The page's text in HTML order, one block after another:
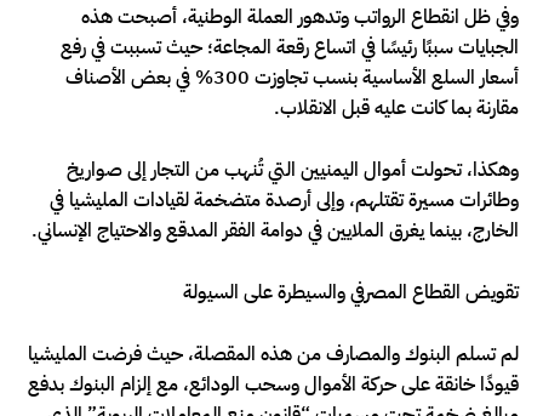
وفي ظل انقطاع الرواتب وتدهور العملة الوطنية، أصبحت هذه
الجبايات سببًا رئيسًا في اتساع رقعة المجاعة؛ حيث تسببت في رفع
أسعار السلع الأساسية بنسب تجاوزت 300% في بعض الأصناف
مقارنة بما كانت عليه قبل الانقلاب.
وهكذا، تحولت أموال اليمنيين التي تُنهب من التجار إلى صواريخ
وطائرات مسيرة تقتلهم، وإلى أرصدة متضخمة لقيادات المليشيا في
الخارج، بينما يغرق الملايين في دوامة الفقر المدقع والاحتياج الإنساني.
تقويض القطاع المصرفي والسيطرة على السيولة
لم تسلم البنوك والمصارف من هذه المقصلة، حيث فرضت المليشيا
قيودًا خانقة على حركة الأموال وسحب الودائع، مع إلزام البنوك بدفع